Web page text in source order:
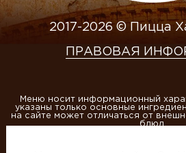
2017-2026 © Пицца
ПРАВОВАЯ
Меню носит информационный
указаны только основные
на сайте может отличаться от
блюд.